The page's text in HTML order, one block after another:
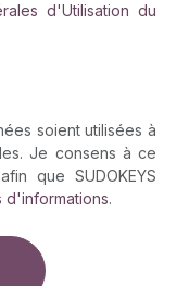
d'Utilisation du
soient utilisées à
Je consens à ce
que SUDOKEYS
d'informations.